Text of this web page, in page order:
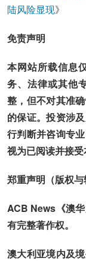
陆风险显现》
免责声明
本网站所载信息
务、法律或其他
整，但不对其准
的保证。投资涉
行判断并咨询专
视为已阅读并接受
郑重声明（版权与
ACB News《澳
有完整著作权。
澳大利亚境内及